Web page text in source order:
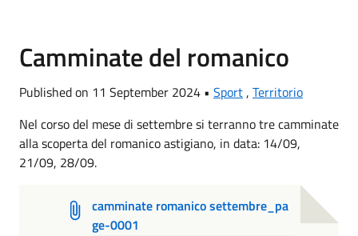
Camminate del romanico
Published on 11 September 2024 • Sport, Territorio
Nel corso del mese di settembre si terranno tre camminate
alla scoperta del romanico astigiano, in data: 14/09,
21/09, 28/09.
camminate romanico settembre_pa
ge-0001